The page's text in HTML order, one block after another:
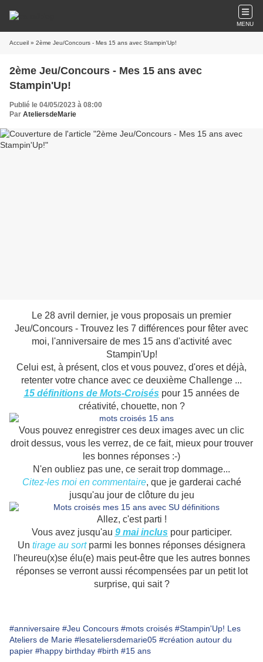
MENU
Accueil » 2ème Jeu/Concours - Mes 15 ans avec Stampin'Up!
2ème Jeu/Concours - Mes 15 ans avec
Stampin'Up!
Publié le 04/05/2023 à 08:00
Par AteliersdeMarie
Le 28 avril dernier, je vous proposais un premier
Jeu/Concours - Trouvez les 7 différences pour fêter avec
moi, l'anniversaire de mes 15 ans d'activité avec
Stampin'Up!
Celui est, à présent, clos et vous pouvez, d'ores et déjà,
retenter votre chance avec ce deuxième Challenge ...
15 définitions de Mots-Croisés pour 15 années de
créativité, chouette, non ?
Vous pouvez enregistrer ces deux images avec un clic
droit dessus, vous les verrez, de ce fait, mieux pour trouver
les bonnes réponses :-)
N'en oubliez pas une, ce serait trop dommage...
Citez-les moi en commentaire, que je garderai caché
jusqu'au jour de clôture du jeu
Allez, c'est parti !
Vous avez jusqu'au 9 mai inclus pour participer.
Un tirage au sortparmi les bonnes réponses désignera
l'heureu(x)se élu(e) mais peut-être que les autres bonnes
réponses se verront aussi récompensées par un petit lot
surprise, qui sait ?
#anniversaire #Jeu Concours #mots croisés #Stampin'Up! Les
Ateliers de Marie #lesateliersdemarie05 #création autour du
papier #happy birthday #birth #15 ans